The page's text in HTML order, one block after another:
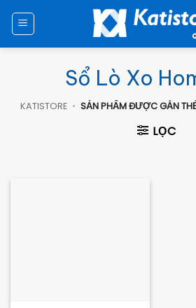
đến
Sổ Lò Xo
KATISTORE • SẢN PHẨM ĐƯỢC GẮN
LỌC